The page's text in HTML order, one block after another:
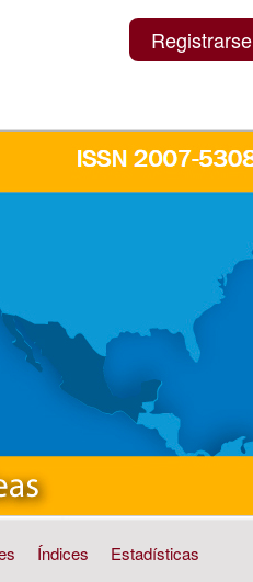
Índices Estadísticas
Registrarse